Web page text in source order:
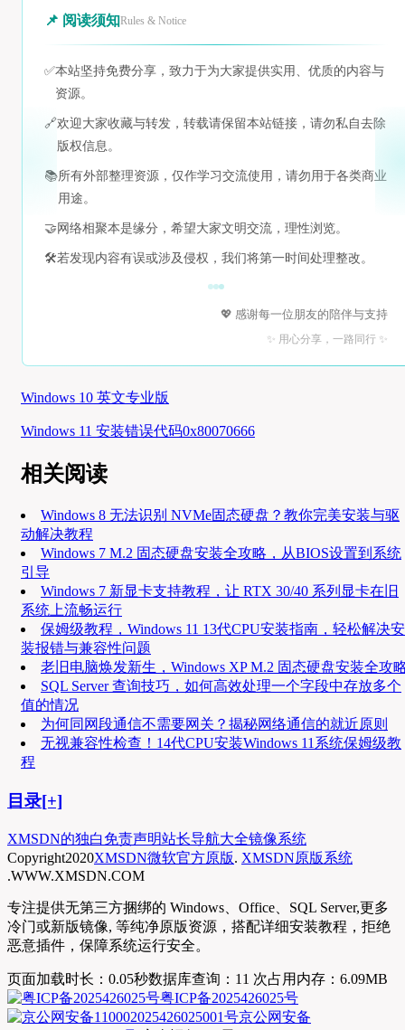
📌 阅读须知Rules & Notice
✅本站坚持免费分享，致力于为大家提供实用、优质的内容与
资源。
🔗欢迎大家收藏与转发，转载请保留本站链接，请勿私自去除
版权信息。
📚所有外部整理资源，仅作学习交流使用，请勿用于各类商业
用途。
🤝 网络相聚本是缘分，希望大家文明交流，理性浏览。
🛠️若发现内容有误或涉及侵权，我们将第一时间处理整改。
💖 感谢每一位朋友的陪伴与支持
✨ 用心分享，一路同行 ✨
Windows 10 英文专业版
Windows 11 安装错误代码0x80070666
相关阅读
Windows 8 无法识别 NVMe固态硬盘？教你完美安装与驱
动解决教程
Windows 7 M.2 固态硬盘安装全攻略，从BIOS设置到系统
引导
Windows 7 新显卡支持教程，让 RTX 30/40 系列显卡在旧
系统上流畅运行
保姆级教程，Windows 11 13代CPU安装指南，轻松解决安
装报错与兼容性问题
老旧电脑焕发新生，Windows XP M.2 固态硬盘安装全攻
SQL Server 查询技巧，如何高效处理一个字段中存放多个
值的情况
为何同网段通信不需要网关？揭秘网络通信的就近原则
无视兼容性检查！14代CPU安装Windows 11系统保姆级教
程
目录[+]
XMSDN的独白免责声明站长导航大全镜像系统
Copyright2020XMSDN微软官方原版. XMSDN原版系统
.WWW.XMSDN.COM
专注提供无第三方捆绑的 Windows、Office、SQL Server,更多
冷门或新版镜像, 等纯净原版资源，搭配详细安装教程，拒绝
恶意插件，保障系统运行安全。
页面加载时长：0.05秒数据库查询：11 次占用内存：6.09MB
粤ICP备2025426025号
京公网安备